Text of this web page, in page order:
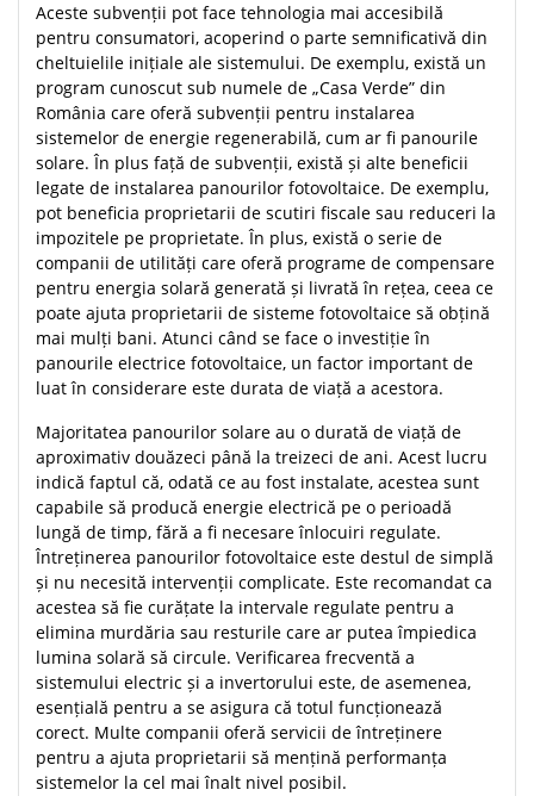
Aceste subvenții pot face tehnologia mai accesibilă
pentru consumatori, acoperind o parte semnificativă din
cheltuielile inițiale ale sistemului. De exemplu, există un
program cunoscut sub numele de „Casa Verde” din
România care oferă subvenții pentru instalarea
sistemelor de energie regenerabilă, cum ar fi panourile
solare. În plus față de subvenții, există și alte beneficii
legate de instalarea panourilor fotovoltaice. De exemplu,
pot beneficia proprietarii de scutiri fiscale sau reduceri la
impozitele pe proprietate. În plus, există o serie de
companii de utilități care oferă programe de compensare
pentru energia solară generată și livrată în rețea, ceea ce
poate ajuta proprietarii de sisteme fotovoltaice să obțină
mai mulți bani. Atunci când se face o investiție în
panourile electrice fotovoltaice, un factor important de
luat în considerare este durata de viață a acestora.
Majoritatea panourilor solare au o durată de viață de
aproximativ douăzeci până la treizeci de ani. Acest lucru
indică faptul că, odată ce au fost instalate, acestea sunt
capabile să producă energie electrică pe o perioadă
lungă de timp, fără a fi necesare înlocuiri regulate.
Întreținerea panourilor fotovoltaice este destul de simplă
și nu necesită intervenții complicate. Este recomandat ca
acestea să fie curățate la intervale regulate pentru a
elimina murdăria sau resturile care ar putea împiedica
lumina solară să circule. Verificarea frecventă a
sistemului electric și a invertorului este, de asemenea,
esențială pentru a se asigura că totul funcționează
corect. Multe companii oferă servicii de întreținere
pentru a ajuta proprietarii să mențină performanța
sistemelor la cel mai înalt nivel posibil.